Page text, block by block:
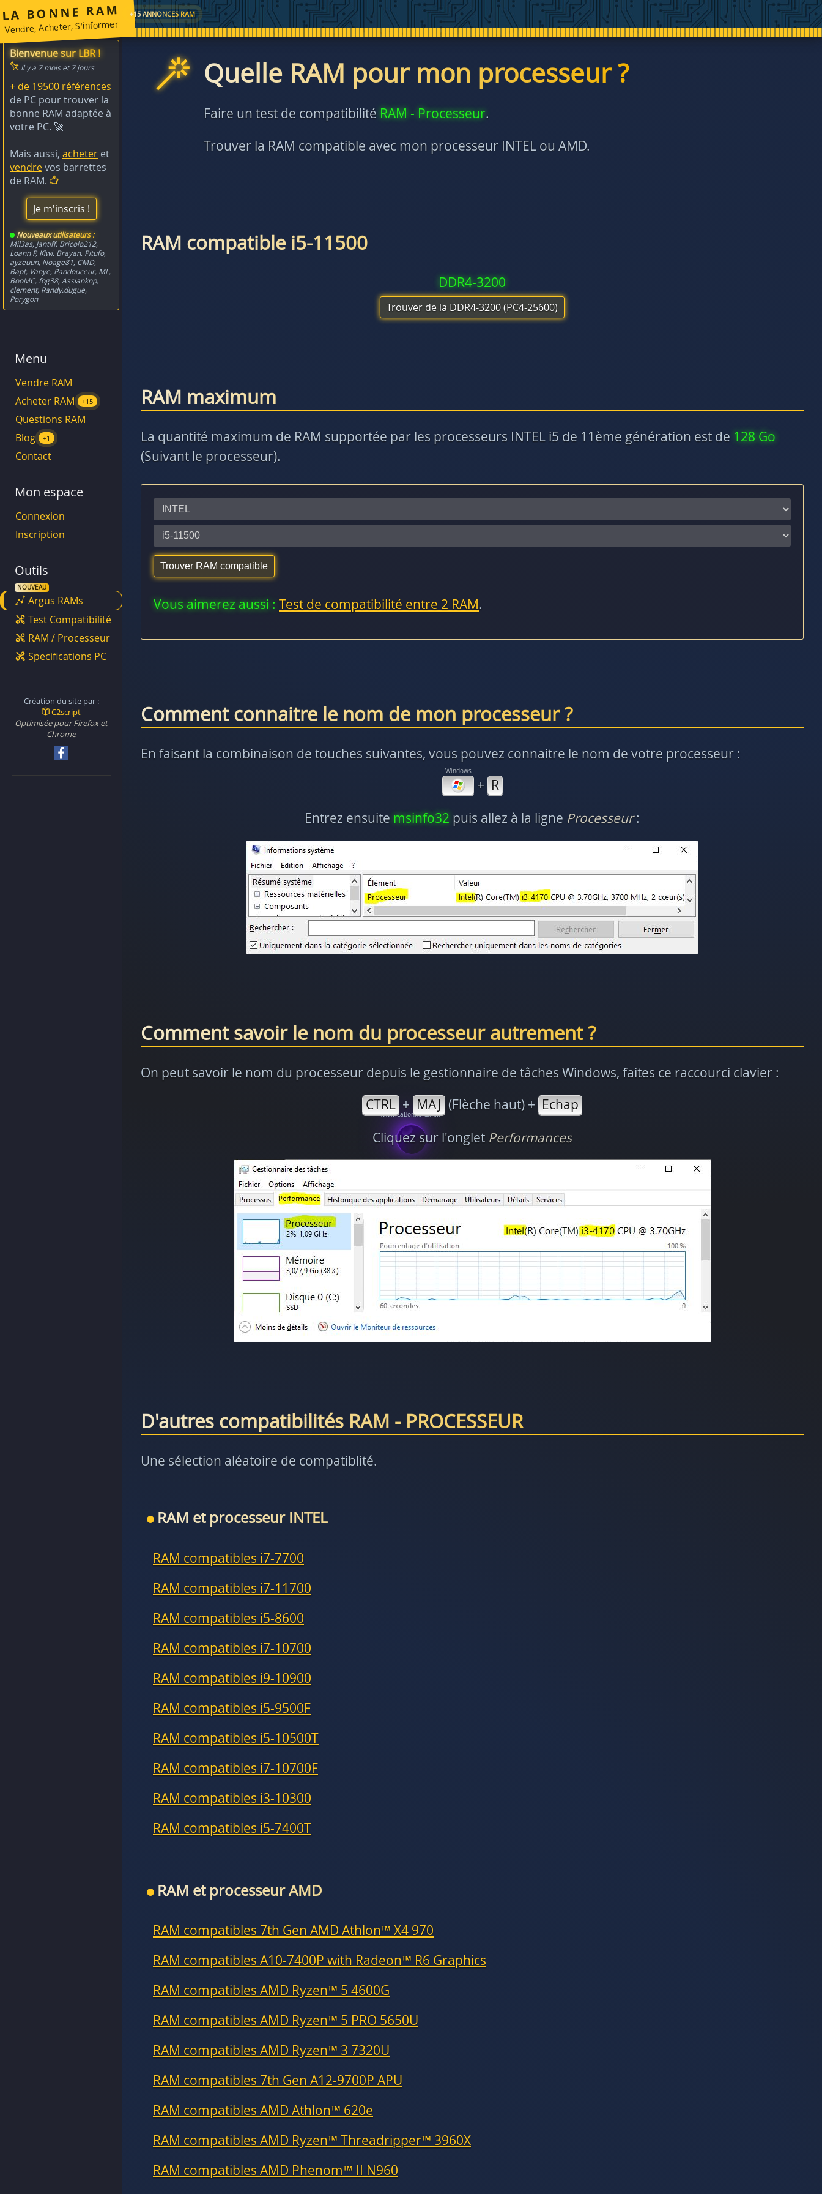
LA BONNE RAM
Vendre, Acheter, S'informer
+15 ANNONCES RAM
Quelle RAM pour mon processeur ?
Faire un test de compatibilité RAM - Processeur.
Trouver la RAM compatible avec mon processeur INTEL ou AMD.
RAM compatible i5-11500
DDR4-3200
Trouver de la DDR4-3200 (PC4-25600)
RAM maximum
La quantité maximum de RAM supportée par les processeurs INTEL i5 de 11ème génération est de 128 Go
(Suivant le processeur).
Vous aimerez aussi : Test de compatibilité entre 2 RAM.
Comment connaitre le nom de mon processeur ?
En faisant la combinaison de touches suivantes, vous pouvez connaitre le nom de votre processeur :
+ R
Entrez ensuite msinfo32 puis allez à la ligne Processeur:
Comment savoir le nom du processeur autrement ?
On peut savoir le nom du processeur depuis le gestionnaire de tâches Windows, faites ce raccourci clavier :
CTRL + MAJ (Flèche haut) + Echap
Cliquez sur l'onglet Performances
D'autres compatibilités RAM - PROCESSEUR
Une sélection aléatoire de compatiblité.
RAM et processeur INTEL
RAM compatibles i7-7700
RAM compatibles i7-11700
RAM compatibles i5-8600
RAM compatibles i7-10700
RAM compatibles i9-10900
RAM compatibles i5-9500F
RAM compatibles i5-10500T
RAM compatibles i7-10700F
RAM compatibles i3-10300
RAM compatibles i5-7400T
RAM et processeur AMD
RAM compatibles 7th Gen AMD Athlon™ X4 970
RAM compatibles A10-7400P with Radeon™ R6 Graphics
RAM compatibles AMD Ryzen™ 5 4600G
RAM compatibles AMD Ryzen™ 5 PRO 5650U
RAM compatibles AMD Ryzen™ 3 7320U
RAM compatibles 7th Gen A12-9700P APU
RAM compatibles AMD Athlon™ 620e
RAM compatibles AMD Ryzen™ Threadripper™ 3960X
RAM compatibles AMD Phenom™ II N960
Bienvenue sur LBR !
Il y a 7 mois et 7 jours
+ de 19500 références
de PC pour trouver la
bonne RAM adaptée à
votre PC. 🚀
Mais aussi, acheter et
vendrevos barrettes
de RAM.
Je m'inscris !
Nouveaux utilisateurs :
Mil3as, Jantiff, Bricolo212,
Loann P,Kiwi, Brayan, Pitufo,
ayzeuun, Noage81, CMD,
Bapt, Vanye, Pandouceur, ML,
BooMC, fog38, Assianknp,
clement, Randy.dugue,
Porygon
Menu
Vendre RAM
Acheter RAM
+15
Questions RAM
Blog
+1
Contact
Mon espace
Connexion
Inscription
Outils
Argus RAMs
Test Compatibilité
RAM / Processeur
Specifications PC
Création du site par :
C2script
Optimisée pour Firefox et
Chrome